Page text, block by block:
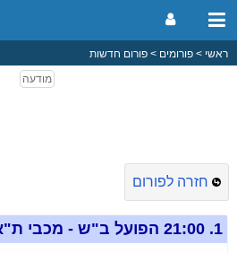
ראשי פורומים פורום חדשות
חזרה לפורום
1.